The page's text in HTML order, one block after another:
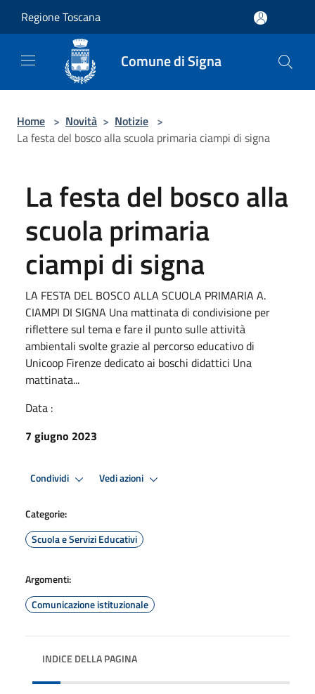
Regione Toscana
Comune di Signa
Home > Novità > Notizie >
La festa del bosco alla scuola primaria ciampi di signa
La festa del bosco alla
scuola primaria
ciampi di signa
LA FESTA DEL BOSCO ALLA SCUOLA PRIMARIA A.
CIAMPI DI SIGNA Una mattinata di condivisione per
riflettere sul tema e fare il punto sulle attività
ambientali svolte grazie al percorso educativo di
Unicoop Firenze dedicato ai boschi didattici Una
mattinata...
Data :
7 giugno 2023
Condividi Vedi azioni
Categorie:
Scuola e Servizi Educativi
Argomenti:
Comunicazione istituzionale
INDICE DELLA PAGINA